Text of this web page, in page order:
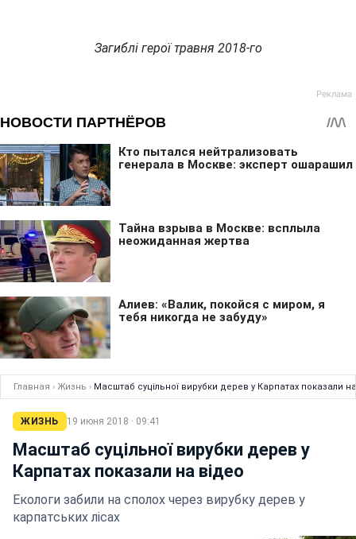
Загиблі герої травня 2018-го
Главная › Жизнь › Масштаб суцільної вирубки дерев у Карпатах показали
ЖИЗНЬ 19 июня 2018 · 09:41
Масштаб суцільної вирубки дерев у
Карпатах показали на відео
Екологи забили на сполох через вирубку дерев у
карпатських лісах